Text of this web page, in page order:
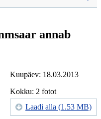
annab
Kuupäev: 18.03.2013
Kokku: 2 fotot
Laadi alla (1.53 MB)